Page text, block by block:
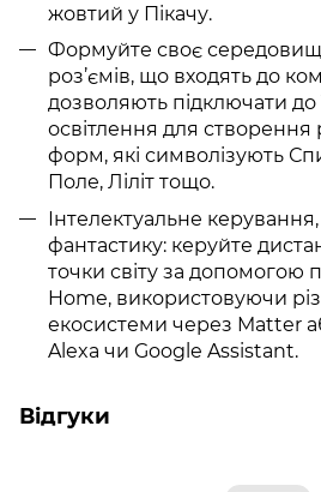
жовтий у Пікачу.
Формуйте своє
роз’ємів, що входять до
дозволяють підключати до
освітлення для створення
форм, які символізують
Поле, Ліліт тощо.
Інтелектуальне
фантастику: керуйте
точки світу за допомогою
Home, використовуючи
екосистеми через Matter
Alexa чи Google Assistant.
Відгуки